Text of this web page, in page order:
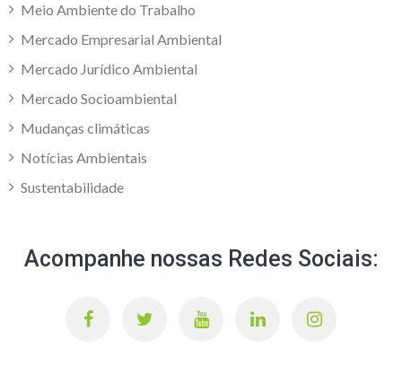
Meio Ambiente do Trabalho
Mercado Empresarial Ambiental
Mercado Jurídico Ambiental
Mercado Socioambiental
Mudanças climáticas
Notícias Ambientais
Sustentabilidade
Acompanhe nossas Redes Sociais: